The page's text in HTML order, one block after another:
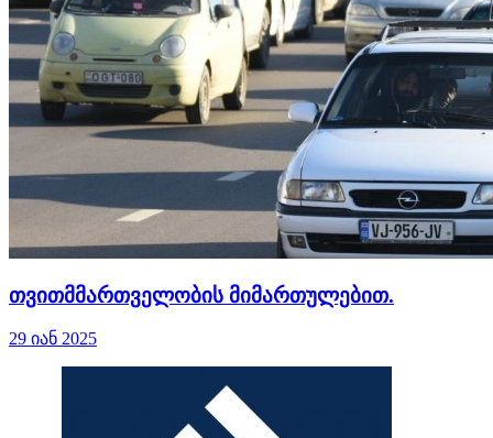
თვითმმართველობის მიმართულებით.
29 იან 2025